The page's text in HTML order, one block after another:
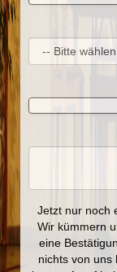
Jetzt nur noch
Wir kümmern
eine
nichts von uns